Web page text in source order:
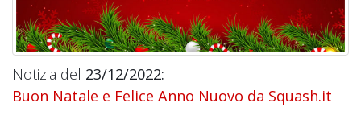
Notizia del 23/12/2022:
Buon Natale e Felice Anno Nuovo da Squash.it